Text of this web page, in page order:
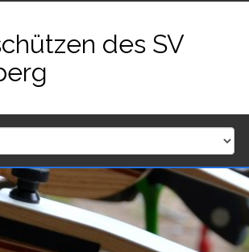
des SV